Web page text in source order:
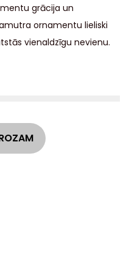
grācija un
ornamentu lieliski
vienaldzīgu nevienu.